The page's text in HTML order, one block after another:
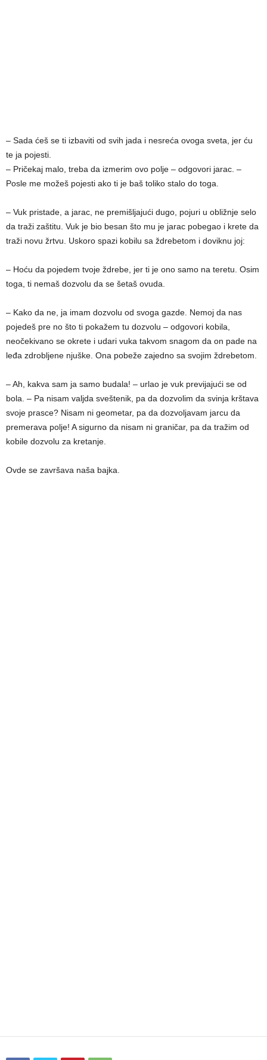
– Sada ćeš se ti izbaviti od svih jada i nesreća ovoga sveta, jer ću
te ja pojesti.
– Pričekaj malo, treba da izmerim ovo polje – odgovori jarac. –
Posle me možeš pojesti ako ti je baš toliko stalo do toga.
– Vuk pristade, a jarac, ne premišljajući dugo, pojuri u obližnje selo
da traži zaštitu. Vuk je bio besan što mu je jarac pobegao i krete da
traži novu žrtvu. Uskoro spazi kobilu sa ždrebetom i doviknu joj:
– Hoću da pojedem tvoje ždrebe, jer ti je ono samo na teretu. Osim
toga, ti nemaš dozvolu da se šetaš ovuda.
– Kako da ne, ja imam dozvolu od svoga gazde. Nemoj da nas
pojedeš pre no što ti pokažem tu dozvolu – odgovori kobila,
neočekivano se okrete i udari vuka takvom snagom da on pade na
leđa zdrobljene njuške. Ona pobeže zajedno sa svojim ždrebetom.
– Ah, kakva sam ja samo budala! – urlao je vuk previjajući se od
bola. – Pa nisam valjda sveštenik, pa da dozvolim da svinja krštava
svoje prasce? Nisam ni geometar, pa da dozvoljavam jarcu da
premerava polje! A sigurno da nisam ni graničar, pa da tražim od
kobile dozvolu za kretanje.
Ovde se završava naša bajka.